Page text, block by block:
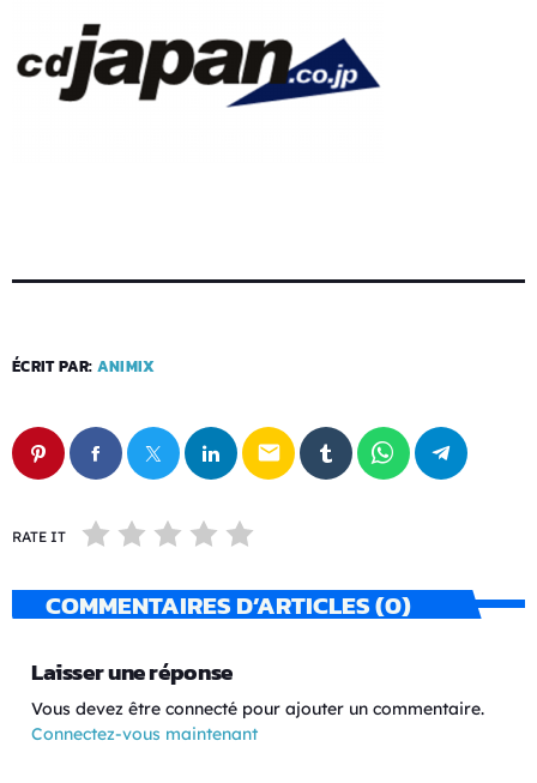
ÉCRIT PAR: ANIMIX
email
RATE IT
COMMENTAIRES D’ARTICLES (0)
Laisser une réponse
Vous devez être connecté pour ajouter un commentaire.
Connectez-vous maintenant